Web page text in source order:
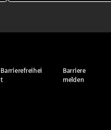
Barrierefreihei
t
Barriere
melden